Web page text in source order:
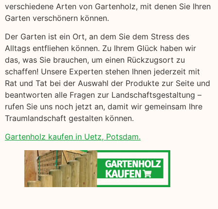
verschiedene Arten von Gartenholz, mit denen Sie Ihren
Garten verschönern können.
Der Garten ist ein Ort, an dem Sie dem Stress des
Alltags entfliehen können. Zu Ihrem Glück haben wir
das, was Sie brauchen, um einen Rückzugsort zu
schaffen! Unsere Experten stehen Ihnen jederzeit mit
Rat und Tat bei der Auswahl der Produkte zur Seite und
beantworten alle Fragen zur Landschaftsgestaltung –
rufen Sie uns noch jetzt an, damit wir gemeinsam Ihre
Traumlandschaft gestalten können.
Gartenholz kaufen in Uetz, Potsdam.